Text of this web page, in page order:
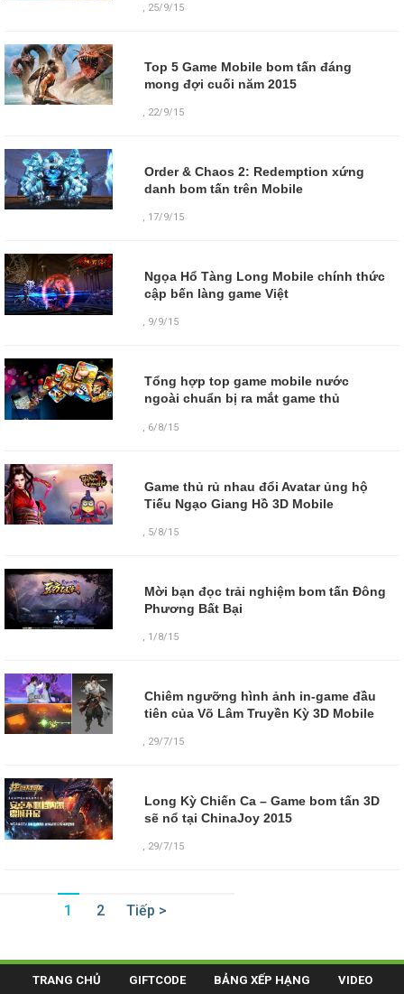
, 25/9/15
Top 5 Game Mobile bom tấn đáng
mong đợi cuối năm 2015
, 22/9/15
Order & Chaos 2: Redemption xứng
danh bom tấn trên Mobile
, 17/9/15
Ngọa Hổ Tàng Long Mobile chính thức
cập bến làng game Việt
, 9/9/15
Tổng hợp top game mobile nước
ngoài chuẩn bị ra mắt game thủ
6/8/15
Game thủ rủ nhau đổi Avatar ủng hộ
Tiếu Ngạo Giang Hồ 3D Mobile
, 5/8/15
Mời bạn đọc trải nghiệm bom tấn Đông
Phương Bất Bại
, 1/8/15
Chiêm ngưỡng hình ảnh in-game đầu
tiên của Võ Lâm Truyền Kỳ 3D Mobile
, 29/7/15
Long Kỳ Chiến Ca – Game bom tấn 3D
sẽ nổ tại ChinaJoy 2015
, 29/7/15
1 2 Tiếp >
TRANG CHỦ GIFTCODE BẢNG XẾP HẠNG VIDEO